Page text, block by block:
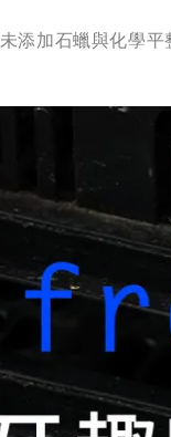
加石蠟與化學平